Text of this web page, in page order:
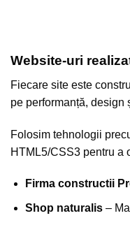
Website-uri
Fiecare site este
pe performanță, design
Folosim tehnologii
HTML5/CSS3 pentru a
Firma constructii
Shop naturalis–